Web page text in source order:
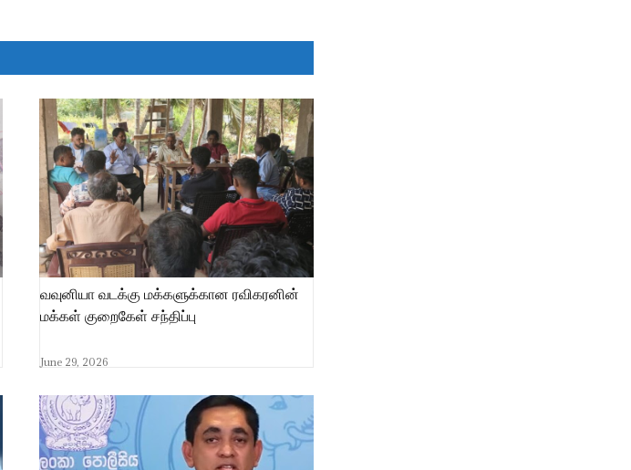
வவுனியா வடக்கு மக்களுக்கான ரவிகரனின்
மக்கள் குறைகேள் சந்திப்பு
June 29, 2026